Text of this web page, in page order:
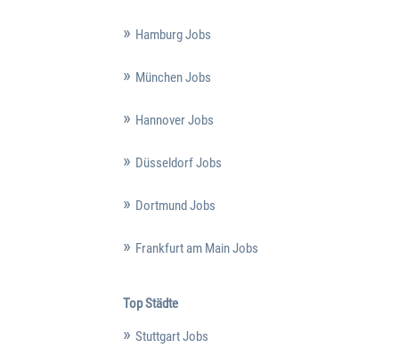
Hamburg Jobs
München Jobs
Hannover Jobs
Düsseldorf Jobs
Dortmund Jobs
Frankfurt am Main Jobs
Top Städte
Stuttgart Jobs